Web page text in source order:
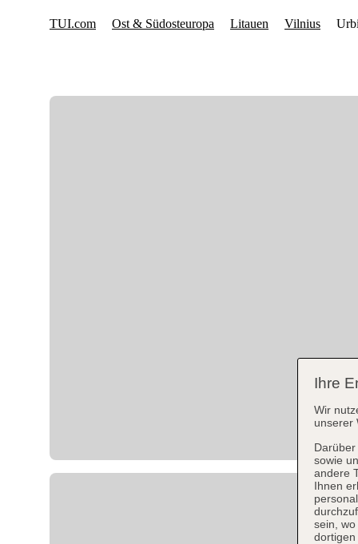
Ihre
Wir
unserer
sowie
andere
Ihnen
sein,
dortigen